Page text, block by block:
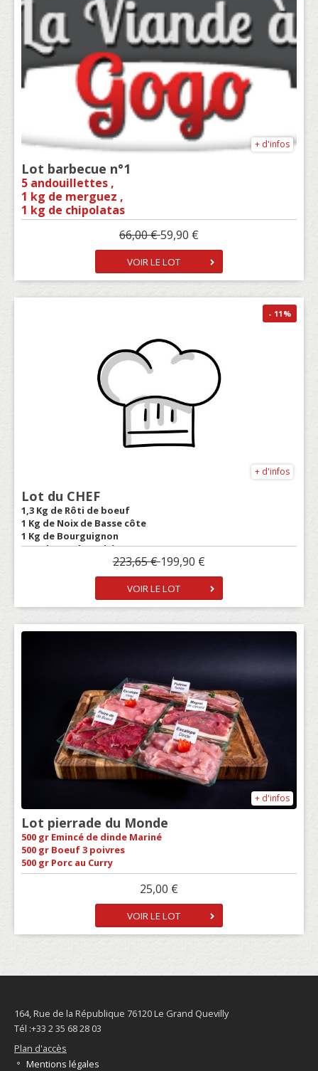
+ d'infos
Lot barbecue n°1
5 andouillettes ,
1 kg de merguez ,
1 kg de chipolatas
1 kg de poitrine de porc coupée
1 kg de Lèche de poulet Thaï
1 kg de cuisses de poulet
1 kg de côtes de porc
66,00 €59,90 €
VOIR LE LOT
- 11 %
+ d'infos
Lot du CHEF
1,3 Kg de Rôti de boeuf
1 Kg de Noix de Basse côte
1 Kg de Bourguignon
1 Kg de Steck Haché
1 Kg de Sauté de Porc
1 Filet mignon de Porc (500gr env.)
1 kg de Chair à Saucisse
1 Jarret de porc cuit
10 Saucisses fumées
1 Kg de Blanquette de veau
1 Kg de Sauté de dinde avec os
2 Poulet Blanc PAC
1 Kg d'Escalope de dinde
500 Gr de Côte d'Agneau
1 Pack de lait de 6 L
223,65 €199,90 €
VOIR LE LOT
+ d'infos
Lot pierrade du Monde
500 gr Emincé de dinde Mariné
500 gr Boeuf 3 poivres
500 gr Porc au Curry
25,00 €
VOIR LE LOT
164, Rue de la République 76120 Le Grand Quevilly
Tél :+33 2 35 68 28 03
Plan d'accès
Mentions légales